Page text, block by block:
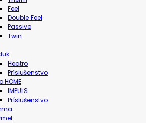
Feel
Double Feel
Passive
Twin
Heatro
Príslušenstvo
HOME
IMPULS
Príslušenstvo